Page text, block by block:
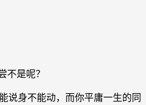
不是呢？
身不能动，而你平庸一生的同